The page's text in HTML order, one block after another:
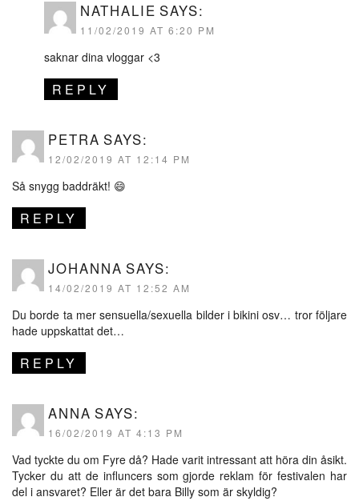
NATHALIE SAYS:
11/02/2019 AT 6:20 PM
saknar dina vloggar <3
REPLY
PETRA SAYS:
12/02/2019 AT 12:14 PM
Så snygg baddräkt! 😄
REPLY
JOHANNA SAYS:
14/02/2019 AT 12:52 AM
Du borde ta mer sensuella/sexuella bilder i bikini osv… tror följare
hade uppskattat det…
REPLY
ANNA SAYS:
16/02/2019 AT 4:13 PM
Vad tyckte du om Fyre då? Hade varit intressant att höra din åsikt.
Tycker du att de influncers som gjorde reklam för festivalen har
del i ansvaret? Eller är det bara Billy som är skyldig?